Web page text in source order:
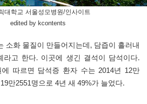
대학교 서울성모병원/인사이트
edited by kcontents
소화 물질이 만들어지는데, 담즙이 흘러내
라고 한다. 이곳에 생긴 결석이 담석이다.
에 따르면 담석증 환자 수는 2014년 12만
만2551명으로 4년 새 49%가 늘었다.